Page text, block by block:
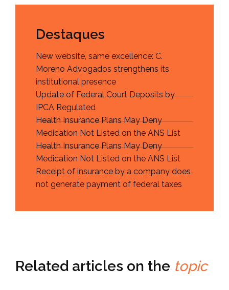
Destaques
New website, same excellence: C.
Moreno Advogados strengthens its
institutional presence
Update of Federal Court Deposits by
IPCA Regulated
Health Insurance Plans May Deny
Medication Not Listed on the ANS List
Health Insurance Plans May Deny
Medication Not Listed on the ANS List
Receipt of insurance by a company does
not generate payment of federal taxes
Related articles on the topic